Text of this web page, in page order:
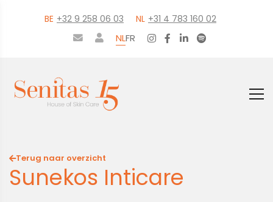
BE +32 9 258 06 03 NL +31 4 783 160 02
NLFR
Terug naar overzicht
Sunekos Inticare